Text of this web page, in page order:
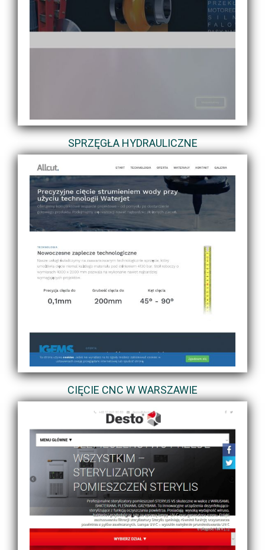
SPRZĘGŁA HYDRAULICZNE
CIĘCIE CNC W WARSZAWIE